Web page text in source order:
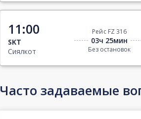
11:00
SKT
Сиялкот
Рейс FZ 316
03ч 25мин
Без остановок
Часто задаваемые